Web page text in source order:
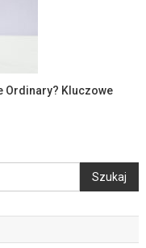
Ordinary? Kluczowe
Szukaj